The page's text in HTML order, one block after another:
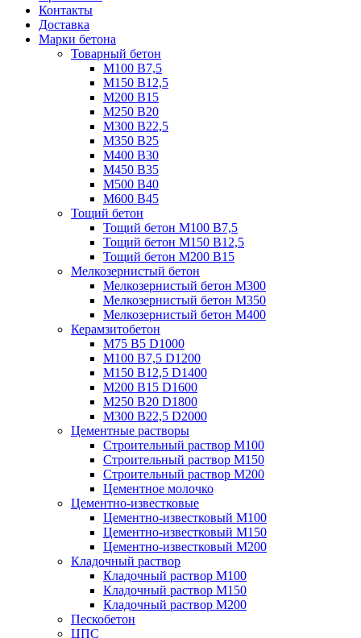
Контакты
Доставка
Марки бетона
Товарный бетон
М100 В7,5
М150 В12,5
М200 В15
М250 В20
М300 В22,5
М350 В25
М400 В30
М450 В35
М500 В40
М600 В45
Тощий бетон
Тощий бетон М100 В7,5
Тощий бетон М150 В12,5
Тощий бетон М200 В15
Мелкозернистый бетон
Мелкозернистый бетон М300
Мелкозернистый бетон М350
Мелкозернистый бетон М400
Керамзитобетон
М75 В5 D1000
М100 В7,5 D1200
М150 В12,5 D1400
М200 В15 D1600
М250 В20 D1800
М300 В22,5 D2000
Цементные растворы
Строительный раствор М100
Строительный раствор М150
Строительный раствор М200
Цементное молочко
Цементно-известковые
Цементно-известковый М100
Цементно-известковый М150
Цементно-известковый М200
Кладочный раствор
Кладочный раствор М100
Кладочный раствор М150
Кладочный раствор М200
Пескобетон
ЦПС